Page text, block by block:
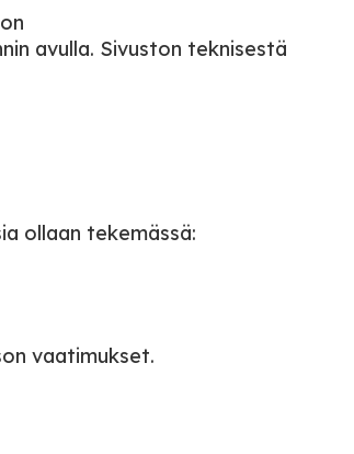
avulla. Sivuston teknisestä
ollaan tekemässä:
vaatimukset.